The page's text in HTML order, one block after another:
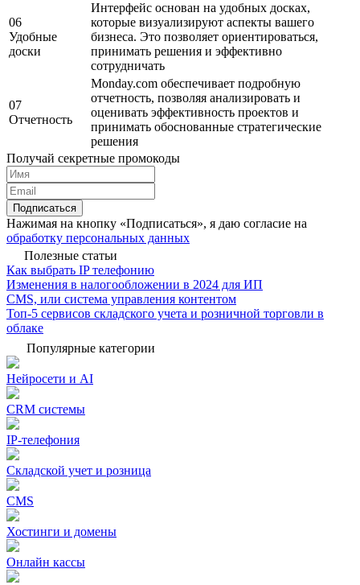
06
Удобные
доски
Интерфейс основан на удобных досках,
которые визуализируют аспекты вашего
бизнеса. Это позволяет ориентироваться,
принимать решения и эффективно
сотрудничать
07
Отчетность
Monday.com обеспечивает подробную
отчетность, позволяя анализировать и
оценивать эффективность проектов и
принимать обоснованные стратегические
решения
Получай секретные промокоды
Подписаться
Нажимая на кнопку «Подписаться», я даю согласие на
обработку персональных данных
Полезные статьи
Как выбрать IP телефонию
Изменения в налогообложении в 2024 для ИП
CMS, или система управления контентом
Топ-5 сервисов складского учета и розничной торговли в
облаке
Популярные категории
Нейросети и AI
CRM системы
IP-телефония
Складской учет и розница
CMS
Хостинги и домены
Онлайн кассы